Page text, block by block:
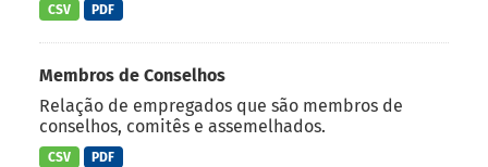
CSV PDF
Membros de Conselhos
Relação de empregados que são membros de
conselhos, comitês e assemelhados.
CSV PDF